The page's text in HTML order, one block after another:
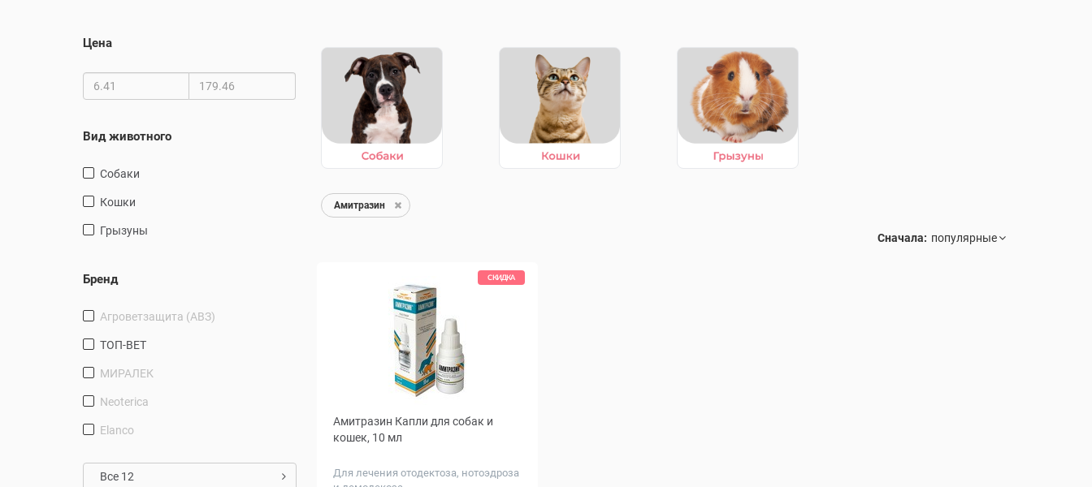
Цена
Вид животного
Собаки
Кошки
Грызуны
Бренд
Агроветзащита (АВЗ)
ТОП-ВЕТ
МИРАЛЕК
Neoterica
Elanco
Все 12
Амитразин
Сначала:
СКИДКА
Амитразин Капли для собак и
кошек, 10 мл
Для лечения отодектоза, нотоэдроза